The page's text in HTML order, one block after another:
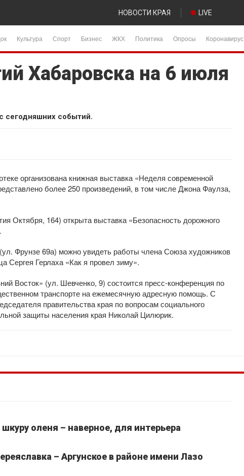
НОВОСТИ КРАЯ LIVE
Культура Спорт Бизнес ЖКХ Политика Опросы Коронавирус
Хабаровска на 6 июля
сегодняшних событий.
организована книжная выставка «Неделя современной
более 250 произведений, в том числе Джона Фаулза,
Октября, 164) открыта выставка «Безопасность дорожного
Фрунзе 69а) можно увидеть работы члена Союза художников
Сергея Герлаха «Как я провел зиму».
Восток» (ул. Шевченко, 9) состоится пресс-конференция по
транспорте на ежемесячную адресную помощь. С
правительства края по вопросам социального
защиты населения края Николай Цилюрик.
оленя – наверное, для интерьера
– Аргунское в районе имени Лазо